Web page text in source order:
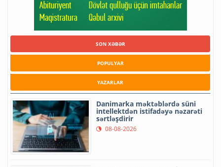
SON XƏBƏR
POPULYAR
YAZARLAR
Danimarka məktəblərdə süni
intellektdən istifadəyə nəzarəti
sərtləşdirir
08-08-2026